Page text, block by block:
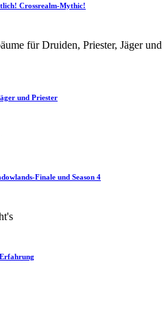
Crossrealm-Mythic!
und Priester
Finale und Season 4